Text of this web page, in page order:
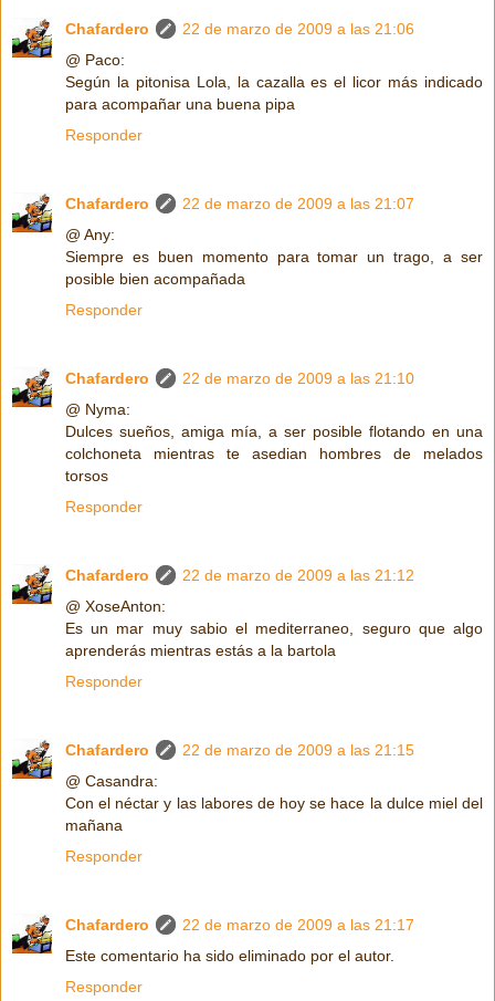
Chafardero
22 de marzo de 2009 a las 21:06
@ Paco:
Según la pitonisa Lola, la cazalla es el licor más indicado
para acompañar una buena pipa
Responder
Chafardero
22 de marzo de 2009 a las 21:07
@ Any:
Siempre es buen momento para tomar un trago, a ser
posible bien acompañada
Responder
Chafardero
22 de marzo de 2009 a las 21:10
@ Nyma:
Dulces sueños, amiga mía, a ser posible flotando en una
colchoneta mientras te asedian hombres de melados
torsos
Responder
Chafardero
22 de marzo de 2009 a las 21:12
@ XoseAnton:
Es un mar muy sabio el mediterraneo, seguro que algo
aprenderás mientras estás a la bartola
Responder
Chafardero
22 de marzo de 2009 a las 21:15
@ Casandra:
Con el néctar y las labores de hoy se hace la dulce miel del
mañana
Responder
Chafardero
22 de marzo de 2009 a las 21:17
Este comentario ha sido eliminado por el autor.
Responder